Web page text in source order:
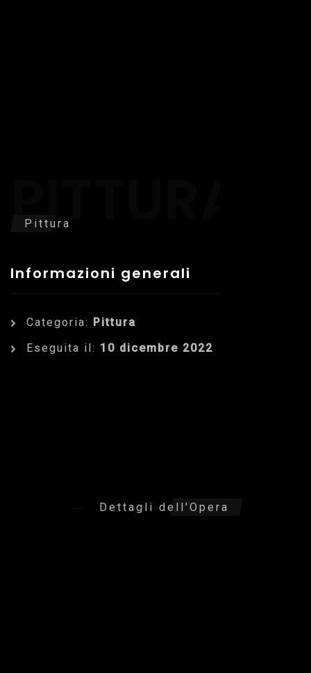
PITTURA
Pittura
Informazioni generali
Categoria:
Pittura
Eseguita il: 10 dicembre 2022
Dettagli dell'Opera